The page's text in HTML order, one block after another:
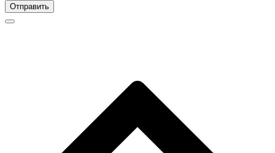
Отправить